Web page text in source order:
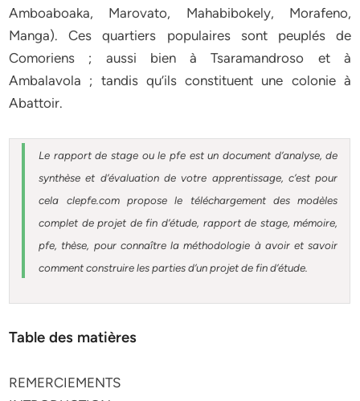
Amboaboaka, Marovato, Mahabibokely, Morafeno,
Manga). Ces quartiers populaires sont peuplés de
Comoriens ; aussi bien à Tsaramandroso et à
Ambalavola ; tandis qu’ils constituent une colonie à
Abattoir.
Le rapport de stage ou le pfe est un document d’analyse, de
synthèse et d’évaluation de votre apprentissage, c’est pour
cela clepfe.com propose le téléchargement des modèles
complet de projet de fin d’étude, rapport de stage, mémoire,
pfe, thèse, pour connaître la méthodologie à avoir et savoir
comment construire les parties d’un projet de fin d’étude.
Table des matières
REMERCIEMENTS